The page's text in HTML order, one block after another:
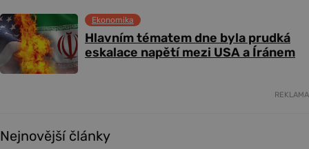
Hlavním tématem dne byla prudká
eskalace napětí mezi USA a Íránem
Ekonomika
REKLAMA
Nejnovější články